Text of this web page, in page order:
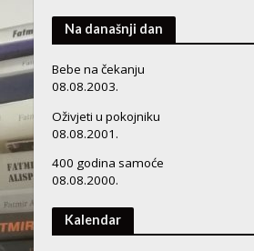
Na današnji dan
Bebe na čekanju
08.08.2003.
Oživjeti u pokojniku
08.08.2001.
400 godina samoće
08.08.2000.
Kalendar